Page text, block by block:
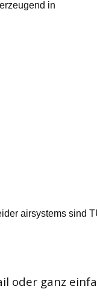
in
airsystems sind
oder ganz